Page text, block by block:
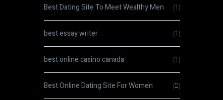
Best Dating Site To Meet Wealthy Men (1)
best essay writer (1)
best online casino canada (1)
Best Online Dating Site For Women (2)